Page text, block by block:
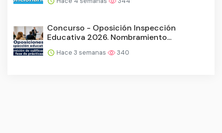
Concurso - Oposición Inspección
Educativa 2026. Nombramiento...
Hace 3 semanas 340